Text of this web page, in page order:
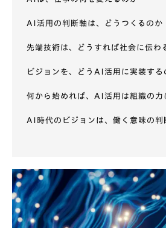
AI活用の判断軸は、どうつくるのか
先端技術は、どうすれば社会に伝わ
ビジョンを、どうAI活用に実装する
何から始めれば、AI活用は組織の力
AI時代のビジョンは、働く意味の判